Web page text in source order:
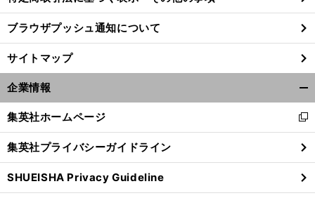
前
ブラウザプッシュ通知について
サイトマップ
企業情報
閉
る
集英社ホームページ
新
し
い
ウ
ィ
ン
集英社プライバシーガイドライン
SHUEISHA Privacy Guideline